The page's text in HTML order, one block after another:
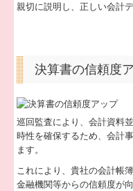
親切に説明し、正しい会計
決算書の信頼度
巡回監査により、会計資料
時性を確保するため、会計
ます。
これにより、貴社の会計帳
金融機関等からの信頼度が向